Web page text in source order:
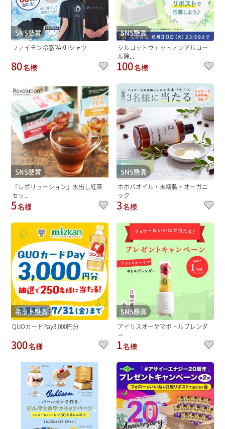
SNS懸賞
ファイテン冷感RAKUシャツ
80名様
SNS懸賞
シルコットウェットノンアルコー
ル除...
100名様
SNS懸賞
『レボリューション』水出し紅茶
セッ...
5名様
SNS懸賞
ホホバオイル・未精製・オーガニ
ック
3名様
ネット懸賞
QUOカードPay3,000円分
300名様
SNS懸賞
アイリスオーヤマボトルブレンダ
ー
1名様